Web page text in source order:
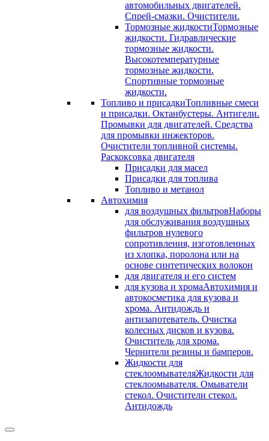
автомобильных двигателей.
Спрей-смазки. Очистители.
Тормозные жидкостиТормозные
жидкости. Гидравлические
тормозные жидкости.
Высокотемпературные
тормозные жидкости.
Спортивные тормозные
жидкости.
Топливо и присадкиТопливные смеси
и присадки. Октанбустеры. Антигели.
Промывки для двигателей. Средства
для промывки инжекторов.
Очистители топливной системы.
Раскоксовка двигателя
Присадки для масел
Присадки для топлива
Топливо и метанол
Автохимия
для воздушных фильтровНаборы
для обслуживания воздушных
фильтров нулевого
сопротивления, изготовленных
из хлопка, поролона или на
основе синтетических волокон
для двигателя и его систем
для кузова и хромаАвтохимия и
автокосметика для кузова и
хрома. Антидождь и
антизапотеватель. Очистка
колесных дисков и кузова.
Очиститель для хрома.
Чернители резины и бамперов.
Жидкости для
стеклоомывателяЖидкости для
стеклоомывателя. Омыватели
стекол. Очистители стекол.
Антидождь